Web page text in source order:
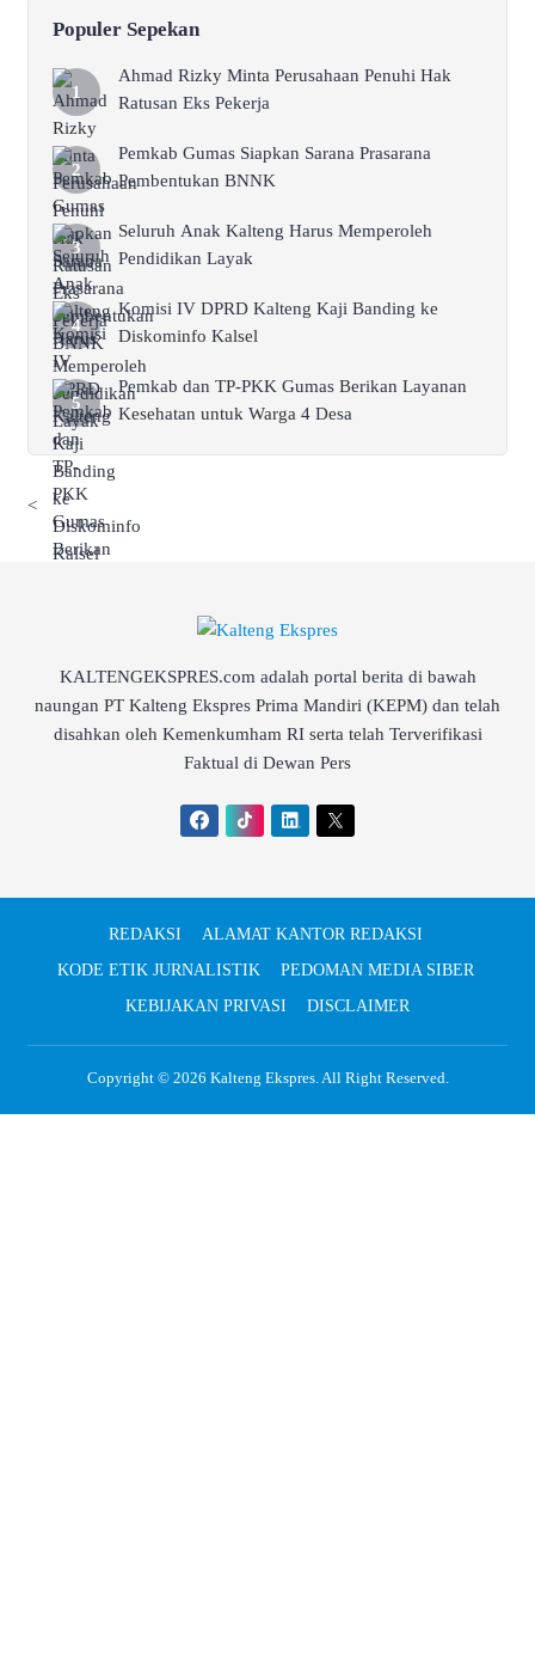
Populer Sepekan
Ahmad Rizky Minta Perusahaan Penuhi Hak
Ratusan Eks Pekerja
Pemkab Gumas Siapkan Sarana Prasarana
Pembentukan BNNK
Seluruh Anak Kalteng Harus Memperoleh
Pendidikan Layak
Komisi IV DPRD Kalteng Kaji Banding ke
Diskominfo Kalsel
Pemkab dan TP-PKK Gumas Berikan Layanan
Kesehatan untuk Warga 4 Desa
<
KALTENGEKSPRES.com adalah portal berita di bawah
naungan PT Kalteng Ekspres Prima Mandiri (KEPM) dan telah
disahkan oleh Kemenkumham RI serta telah Terverifikasi
Faktual di Dewan Pers
REDAKSI
ALAMAT KANTOR REDAKSI
KODE ETIK JURNALISTIK
PEDOMAN MEDIA SIBER
KEBIJAKAN PRIVASI
DISCLAIMER
Copyright © 2026 Kalteng Ekspres. All Right Reserved.